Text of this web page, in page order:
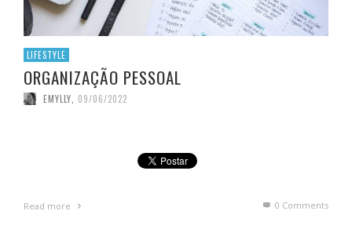
LIFESTYLE
ORGANIZAÇÃO PESSOAL
EMYLLY 09/06/2022
Read more 0 Comments